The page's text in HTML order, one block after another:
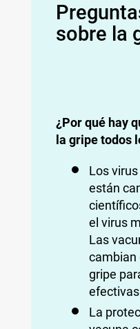
sobre la
¿Por qué hay
la gripe todos
Los
están
el virus
Las
cambian
gripe
La